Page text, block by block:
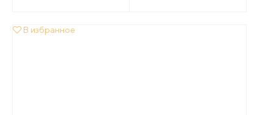
В избранное